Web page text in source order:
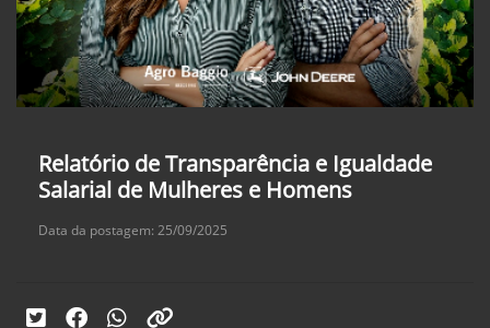
Relatório de Transparência e Igualdade
Salarial de Mulheres e Homens
Data da postagem: 25/09/2025